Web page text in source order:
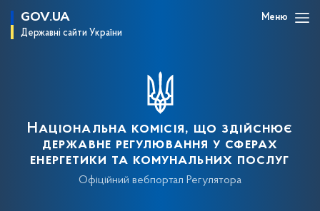
GOV.UA
Державні сайти України
Меню
Національна комісія, що здійснює
державне регулювання у сферах
енергетики та комунальних послуг
Офіційний вебпортал Регулятора